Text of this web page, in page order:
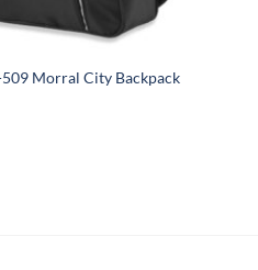
Morral City Backpack